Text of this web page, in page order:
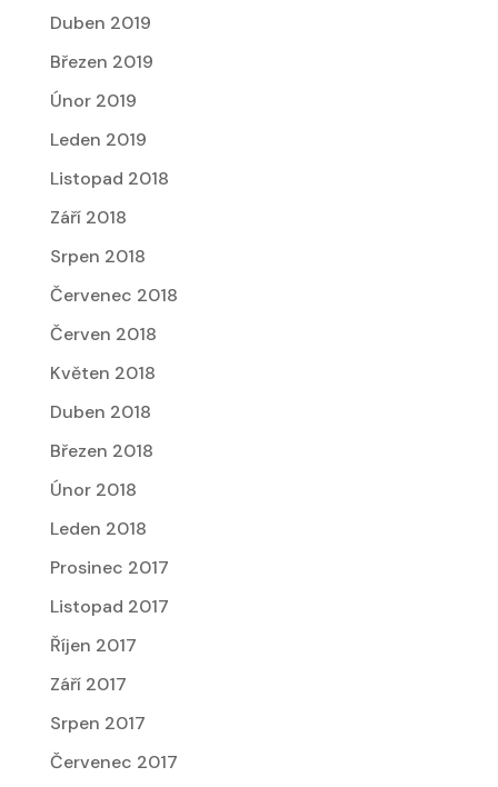
Duben 2019
Březen 2019
Únor 2019
Leden 2019
Listopad 2018
Září 2018
Srpen 2018
Červenec 2018
Červen 2018
Květen 2018
Duben 2018
Březen 2018
Únor 2018
Leden 2018
Prosinec 2017
Listopad 2017
Říjen 2017
Září 2017
Srpen 2017
Červenec 2017